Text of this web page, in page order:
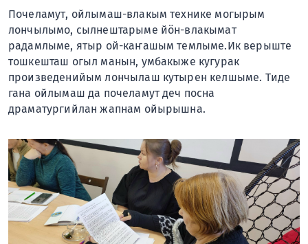
Почеламут, ойлымаш-влакым технике могырым
лончылымо, сылнештарыме йӧн-влакымат
радамлыме, ятыр ой-каҥашым темлыме.Ик верыште
тошкешташ огыл манын, умбакыже кугурак
произведенийым лончылаш кутырен келшыме. Тиде
гана ойлымаш да почеламут деч посна
драматургийлан жапнам ойырышна.